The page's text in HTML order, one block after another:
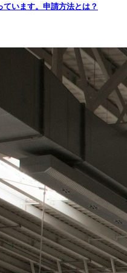
います。申請方法とは？